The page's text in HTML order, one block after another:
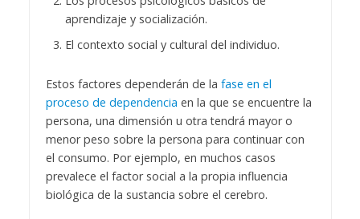
aprendizaje y socialización.
El contexto social y cultural del individuo.
Estos factores dependerán de la fase en el
proceso de dependencia en la que se encuentre la
persona, una dimensión u otra tendrá mayor o
menor peso sobre la persona para continuar con
el consumo. Por ejemplo, en muchos casos
prevalece el factor social a la propia influencia
biológica de la sustancia sobre el cerebro.